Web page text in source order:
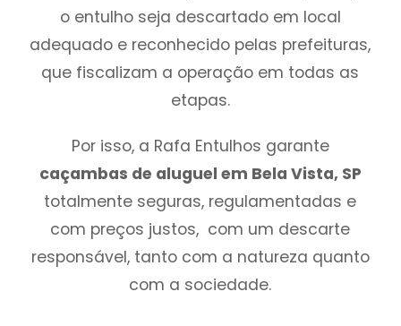
o entulho seja descartado em local
adequado e reconhecido pelas prefeituras,
que fiscalizam a operação em todas as
etapas.
Por isso, a Rafa Entulhos garante
caçambas de aluguel em Bela Vista, SP
totalmente seguras, regulamentadas e
com preços justos, com um descarte
responsável, tanto com a natureza quanto
com a sociedade.